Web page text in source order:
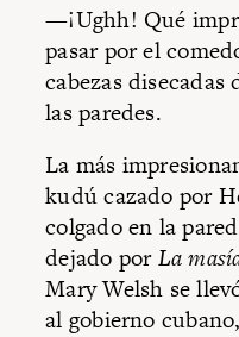
—¡Ughh! Qué
pasar por el
cabezas disecadas
las paredes.
La más
kudú cazado por
colgado en la
dejado porLa
Mary Welsh se
al gobierno